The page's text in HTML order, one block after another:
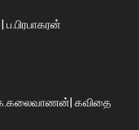
ப.பிரபாகரன்
கவிதை